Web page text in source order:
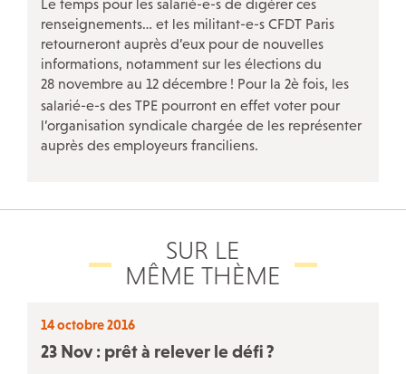
Le temps pour les salarié-e-s de digérer ces
renseignements… et les militant-e-s CFDT Paris
retourneront auprès d’eux pour de nouvelles
informations, notamment sur les élections du
28 novembre au 12 décembre ! Pour la 2è fois, les
salarié-e-s des TPE pourront en effet voter pour
l’organisation syndicale chargée de les représenter
auprès des employeurs franciliens.
SUR LE
MÊME THÈME
14 octobre 2016
23 Nov : prêt à relever le défi?